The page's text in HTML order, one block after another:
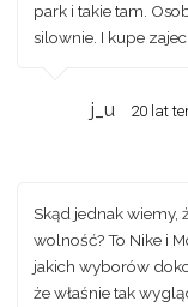
park i takie tam.
silownie. I kupe
j_u 20 lat
Skąd jednak
wolność? To Nike i
jakich wyborów
że właśnie tak